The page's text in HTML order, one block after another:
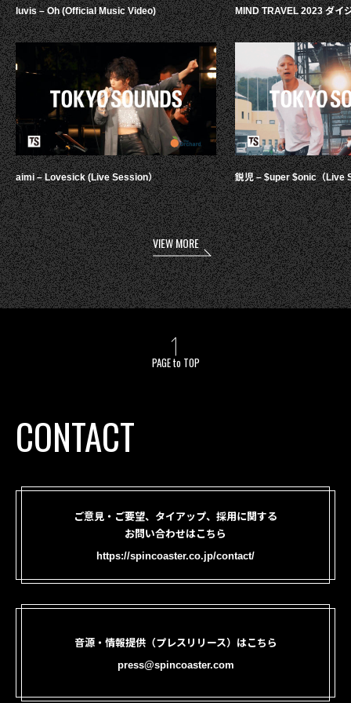
luvis – Oh (Official Music Video)
aimi – Lovesick (Live Session）
MIND TRAVEL 2023 ダイ
鋭児 – $uper $onic（Live
VIEW MORE
PAGE to TOP
CONTACT
ご意見・ご要望、タイアップ、採用に関する
お問い合わせはこちら
https://spincoaster.co.jp/contact/
音源・情報提供（プレスリリース）はこちら
press@spincoaster.com